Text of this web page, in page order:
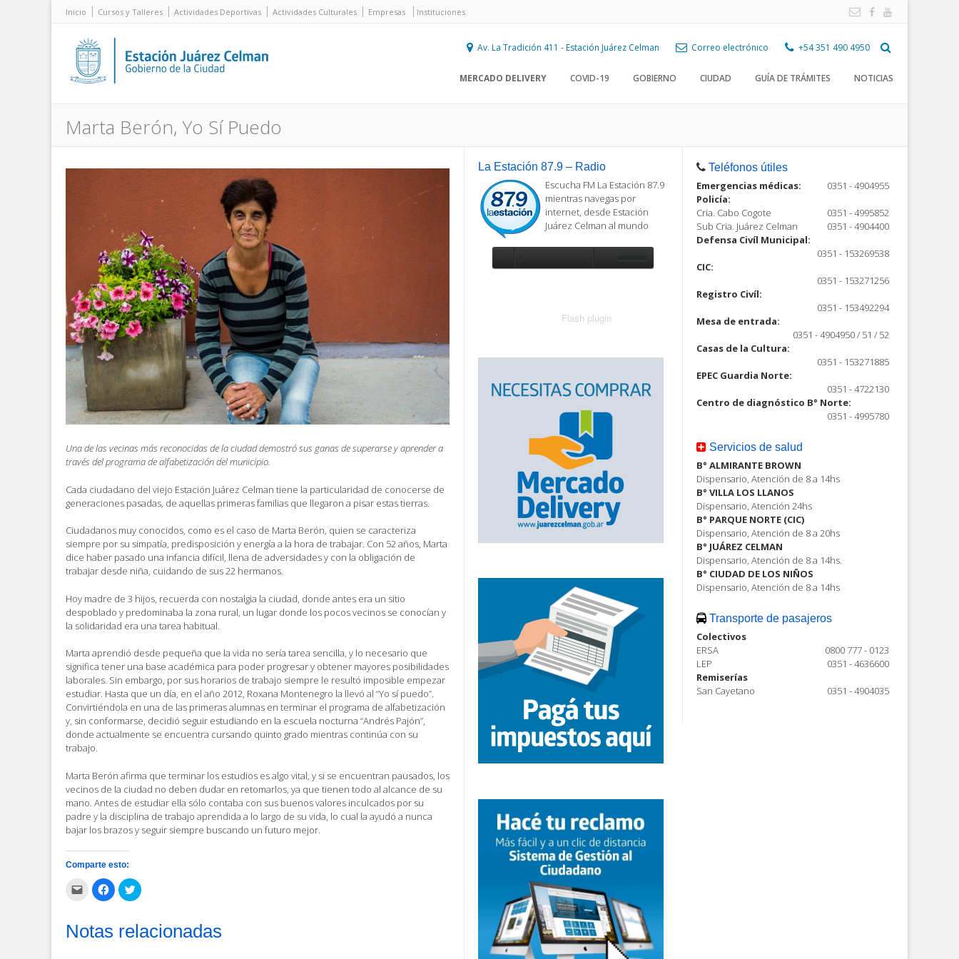
Inicio Cursos y Talleres Actividades Deportivas Actividades Culturales Empresas Instituciones
Av. La Tradición 411 - Estación Juárez Celman Correo electrónico +54 351 490 4950
MERCADO DELIVERY COVID-19 GOBIERNO CIUDAD GUÍA DE TRÁMITES NOTICIAS
Marta Berón, Yo Sí Puedo
Una de las vecinas más reconocidas de la ciudad demostró sus ganas de superarse y aprender a
través del programa de alfabetización del municipio.
Cada ciudadano del viejo Estación Juárez Celman tiene la particularidad de conocerse de
generaciones pasadas, de aquellas primeras familias que llegaron a pisar estas tierras.
Ciudadanos muy conocidos, como es el caso de Marta Berón, quien se caracteriza
siempre por su simpatía, predisposición y energía a la hora de trabajar. Con 52 años, Marta
dice haber pasado una infancia difícil, llena de adversidades y con la obligación de
trabajar desde niña, cuidando de sus 22 hermanos.
Hoy madre de 3 hijos, recuerda con nostalgia la ciudad, donde antes era un sitio
despoblado y predominaba la zona rural, un lugar donde los pocos vecinos se conocían y
la solidaridad era una tarea habitual.
Marta aprendió desde pequeña que la vida no sería tarea sencilla, y lo necesario que
significa tener una base académica para poder progresar y obtener mayores posibilidades
laborales. Sin embargo, por sus horarios de trabajo siempre le resultó imposible empezar
estudiar. Hasta que un día, en el año 2012, Roxana Montenegro la llevó al “Yo sí puedo”.
Convirtiéndola en una de las primeras alumnas en terminar el programa de alfabetización
y, sin conformarse, decidió seguir estudiando en la escuela nocturna “Andrés Pajón”,
donde actualmente se encuentra cursando quinto grado mientras continúa con su
trabajo.
Marta Berón afirma que terminar los estudios es algo vital, y si se encuentran pausados, los
vecinos de la ciudad no deben dudar en retomarlos, ya que tienen todo al alcance de su
mano. Antes de estudiar ella sólo contaba con sus buenos valores inculcados por su
padre y la disciplina de trabajo aprendida a lo largo de su vida, lo cual la ayudó a nunca
bajar los brazos y seguir siempre buscando un futuro mejor.
Comparte esto:
Haz
clic
para
correo
electrónico
Haz
clic
para
Facebook
(Se
Haz
clic
en
Twitter
(Se
Notas relacionadas
La Estación 87.9 – Radio
Escucha FM La Estación 87.9
mientras navegas por
internet, desde Estación
Juárez Celman al mundo
Flash plugin
Teléfonos útiles
Emergencias médicas:
0351 - 4904955
Policía:
Cria. Cabo Cogote
0351 - 4995852
Sub Cria. Juárez Celman
0351 - 4904400
Defensa Civíl Municipal:
0351 - 153269538
CIC:
0351 - 153271256
Registro Civíl:
0351 - 153492294
Mesa de entrada:
0351 - 4904950 / 51 / 52
Casas de la Cultura:
0351 - 153271885
EPEC Guardia Norte:
0351 - 4722130
Centro de diagnóstico B° Norte:
0351 - 4995780
Servicios de salud
B° ALMIRANTE BROWN
Dispensario, Atención de 8 a 14hs
B° VILLA LOS LLANOS
Dispensario, Atención 24hs
B° PARQUE NORTE (CIC)
Dispensario, Atención de 8 a 20hs
B° JUÁREZ CELMAN
Dispensario, Atención de 8 a 14hs.
B° CIUDAD DE LOS NIÑOS
Dispensario, Atención de 8 a 14hs
Transporte de pasajeros
Colectivos
ERSA
0800 777 - 0123
LEP
0351 - 4636600
Remiserías
San Cayetano
0351 - 4904035